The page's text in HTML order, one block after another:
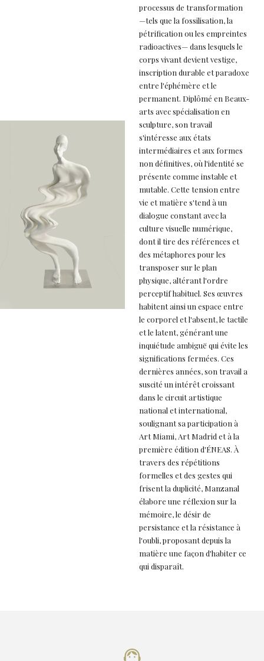
processus de transformation
—tels que la fossilisation, la
pétrification ou les empreintes
radioactives— dans lesquels le
corps vivant devient vestige,
inscription durable et paradoxe
entre l'éphémère et le
permanent. Diplômé en Beaux-
arts avec spécialisation en
sculpture, son travail
s'intéresse aux états
intermédiaires et aux formes
non définitives, où l'identité se
présente comme instable et
mutable. Cette tension entre
vie et matière s'tend à un
dialogue constant avec la
culture visuelle numérique,
dont il tire des références et
des métaphores pour les
transposer sur le plan
physique, altérant l'ordre
perceptif habituel. Ses œuvres
habitent ainsi un espace entre
le corporel et l'absent, le tactile
et le latent, générant une
inquiétude ambiguë qui évite les
significations fermées. Ces
dernières années, son travail a
suscité un intérêt croissant
dans le circuit artistique
national et international,
soulignant sa participation à
Art Miami, Art Madrid et à la
première édition d'ÉNEAS. À
travers des répétitions
formelles et des gestes qui
frisent la duplicité, Manzanal
élabore une réflexion sur la
mémoire, le désir de
persistance et la résistance à
l'oubli, proposant depuis la
matière une façon d'habiter ce
qui disparaît.